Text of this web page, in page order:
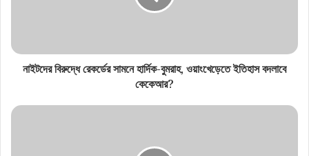
নাইটদের বিরুদ্ধে রেকর্ডের সামনে হার্দিক-বুমরাহ, ওয়াংখেড়েতে ইতিহাস বদলাবে
কেকেআর?